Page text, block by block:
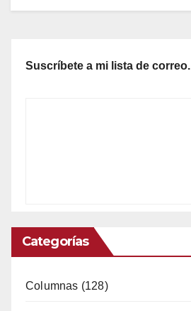
Suscríbete a mi lista de correo.
Categorías
Columnas (128)